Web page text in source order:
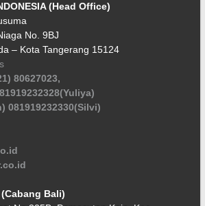
(Head Office)
No. 9BJ
– Kota Tangerang 15124
80627023,
081919232330(Silvi)
Bali)